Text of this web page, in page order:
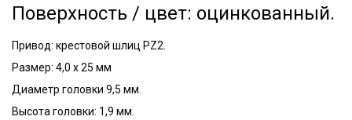
Поверхность / цвет: оцинкованный.
Привод: крестовой шлиц PZ2.
Размер: 4,0 x 25 мм
Диаметр головки 9,5 мм.
Высота головки: 1,9 мм.